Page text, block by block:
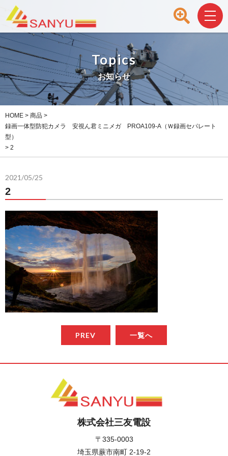
Topics
お知らせ
HOME > 商品 >
録画一体型防犯カメラ 安視ん君ミニメガ PROA109-A（Ｗ録画セパレート
型）
> 2
2021/05/25
2
PREV 一覧へ
株式会社三友電設
〒335-0003
埼玉県蕨市南町 2-19-2